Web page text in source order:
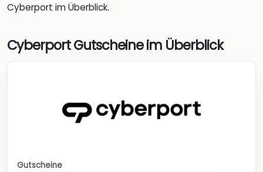
Cyberport im Überblick.
Cyberport Gutscheine im Überblick
Gutscheine